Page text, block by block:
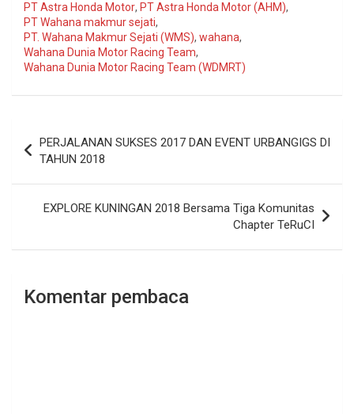
PT Astra Honda Motor, PT Astra Honda Motor (AHM),
PT Wahana makmur sejati,
PT. Wahana Makmur Sejati (WMS), wahana,
Wahana Dunia Motor Racing Team,
Wahana Dunia Motor Racing Team (WDMRT)
pos
PERJALANAN SUKSES 2017 DAN EVENT URBANGIGS DI
TAHUN 2018
EXPLORE KUNINGAN 2018 Bersama Tiga Komunitas
Chapter TeRuCI
Komentar pembaca